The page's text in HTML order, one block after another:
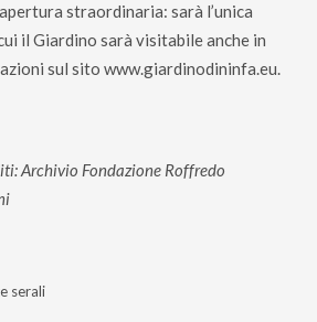
straordinaria: sarà l’unica
il Giardino sarà visitabile anche in
sul sitowww.giardinodininfa.eu.
Archivio Fondazione Roffredo
serali